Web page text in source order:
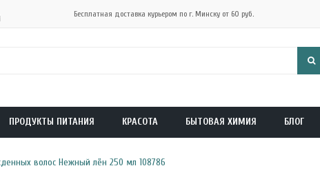
Бесплатная доставка курьером по г. Минску от 60 руб.
ПРОДУКТЫ ПИТАНИЯ КРАСОТА БЫТОВАЯ ХИМИЯ БЛОГ
волос Нежный лён 250 мл 108786